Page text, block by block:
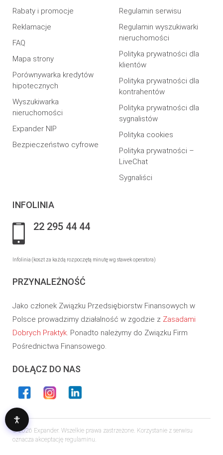
Rabaty i promocje
Reklamacje
FAQ
Mapa strony
Porównywarka kredytów
hipotecznych
Wyszukiwarka
nieruchomości
Expander NIP
Bezpieczeństwo cyfrowe
Regulamin serwisu
Regulamin wyszukiwarki
nieruchomości
Polityka prywatności dla
klientów
Polityka prywatności dla
kontrahentów
Polityka prywatności dla
sygnalistów
Polityka cookies
Polityka prywatności –
LiveChat
Sygnaliści
INFOLINIA
22 295 44 44
Infolinia (koszt za każdą rozpoczętą minutę wg stawek operatora)
PRZYNALEŻNOŚĆ
Jako członek Związku Przedsiębiorstw Finansowych w
Polsce prowadzimy działalność w zgodzie z Zasadami
Dobrych Praktyk. Ponadto należymy do Związku Firm
Pośrednictwa Finansowego.
DOŁĄCZ DO NAS
© 2026 Expander. Wszelkie prawa zastrzeżone. Korzystanie z serwisu
oznacza akceptację regulaminu.